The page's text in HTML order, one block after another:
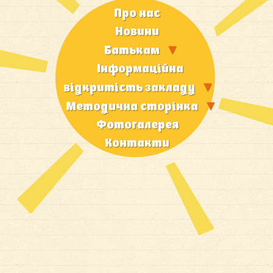
Про нас
Новини
Батькам
Iнформацiйна
вiдкритiсть закладу
Методична сторiнка
Фотогалерея
Контакти